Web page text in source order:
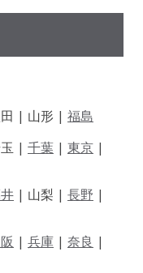
| 山形 | 福島
| 千葉 | 東京 |
| 山梨 | 長野 |
| 兵庫 | 奈良 |